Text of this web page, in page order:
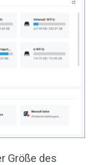
Größe des